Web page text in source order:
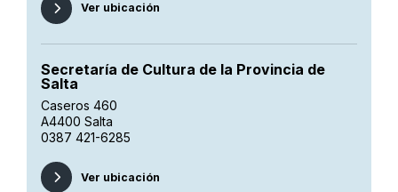
Ver ubicación
Secretaría de Cultura de la Provincia de
Salta
Caseros 460
A4400 Salta
0387 421-6285
Ver ubicación